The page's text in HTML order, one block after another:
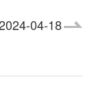
04-18